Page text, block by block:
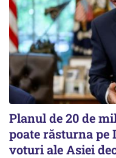
Planul de 20 de
poate răsturna pe
voturi ale Asiei